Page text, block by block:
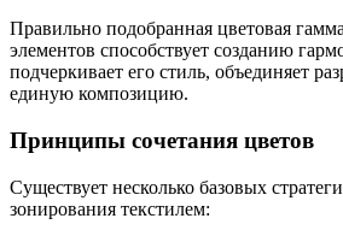
Правильно подобранная цветовая
элементов способствует созданию
подчеркивает его стиль, объединяет
единую композицию.
Принципы сочетания цветов
Существует несколько базовых
зонирования текстилем: